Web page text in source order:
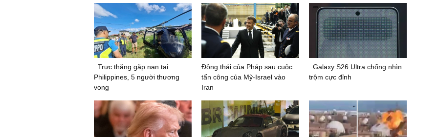
Trực thăng gặp nạn tại
Philippines, 5 người thương
vong
Động thái của Pháp sau cuộc
tấn công của Mỹ-Israel vào
Iran
Galaxy S26 Ultra chống nhìn
trộm cực đỉnh